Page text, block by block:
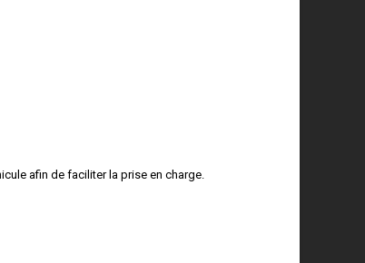
afin de faciliter la prise en charge.